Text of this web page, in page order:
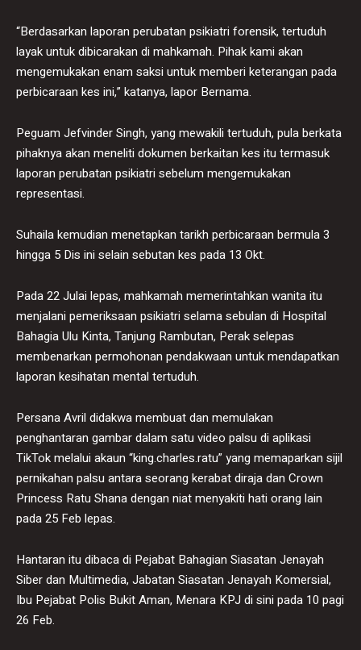
“Berdasarkan laporan perubatan psikiatri forensik, tertuduh
layak untuk dibicarakan di mahkamah. Pihak kami akan
mengemukakan enam saksi untuk memberi keterangan pada
perbicaraan kes ini,” katanya, lapor Bernama.
Peguam Jefvinder Singh, yang mewakili tertuduh, pula berkata
pihaknya akan meneliti dokumen berkaitan kes itu termasuk
laporan perubatan psikiatri sebelum mengemukakan
representasi.
Suhaila kemudian menetapkan tarikh perbicaraan bermula 3
hingga 5 Dis ini selain sebutan kes pada 13 Okt.
Pada 22 Julai lepas, mahkamah memerintahkan wanita itu
menjalani pemeriksaan psikiatri selama sebulan di Hospital
Bahagia Ulu Kinta, Tanjung Rambutan, Perak selepas
membenarkan permohonan pendakwaan untuk mendapatkan
laporan kesihatan mental tertuduh.
Persana Avril didakwa membuat dan memulakan
penghantaran gambar dalam satu video palsu di aplikasi
TikTok melalui akaun “king.charles.ratu” yang memaparkan sijil
pernikahan palsu antara seorang kerabat diraja dan Crown
Princess Ratu Shana dengan niat menyakiti hati orang lain
pada 25 Feb lepas.
Hantaran itu dibaca di Pejabat Bahagian Siasatan Jenayah
Siber dan Multimedia, Jabatan Siasatan Jenayah Komersial,
Ibu Pejabat Polis Bukit Aman, Menara KPJ di sini pada 10 pagi
26 Feb.